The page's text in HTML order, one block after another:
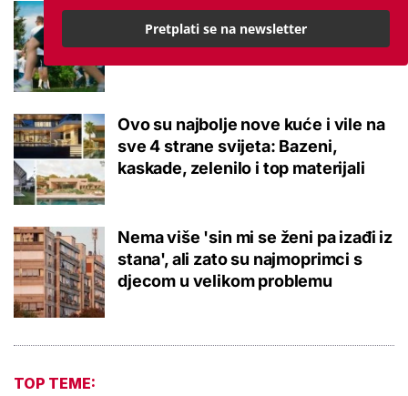
Istraživanje otkrilo zabrinjavajuće
podatke: Djeca u 60 godina nisu
Ovo su najbolje nove kuće i vile na
sve 4 strane svijeta: Bazeni,
kaskade, zelenilo i top materijali
Nema više 'sin mi se ženi pa izađi iz
stana', ali zato su najmoprimci s
djecom u velikom problemu
TOP TEME:
Pretplati se na newsletter